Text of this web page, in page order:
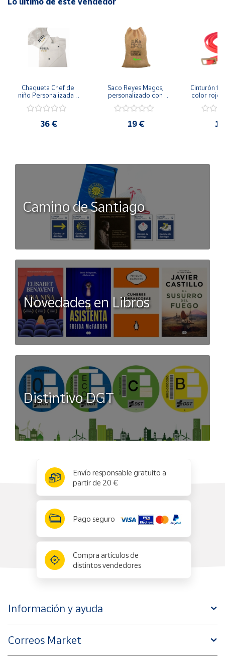
Chaqueta Chef de
niño Personalizada -
chaqueta cocinero
36 €
Saco Reyes Magos,
personalizado con
especial de Oriente.
19 €
Cinturón
color rojo
Camino de Santiago
Novedades en Libros
Distintivo DGT
Envío responsable gratuito a
partir de 20 €
Pago seguro
Compra artículos de
distintos vendedores
Información y ayuda
Correos Market